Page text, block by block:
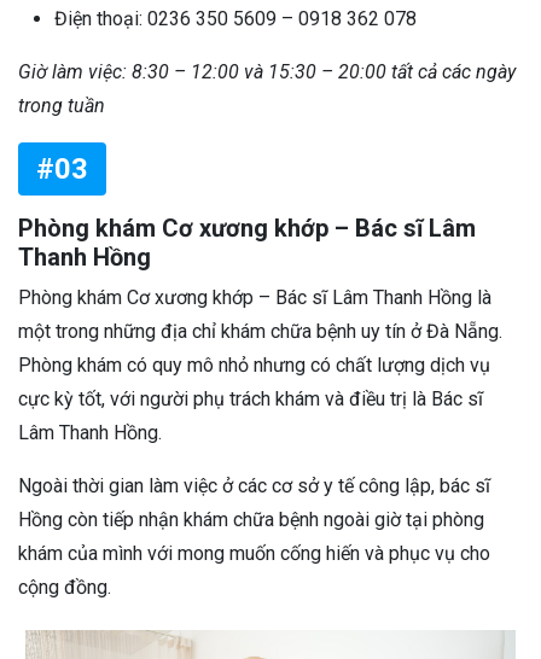
Điện thoại: 0236 350 5609 – 0918 362 078
Giờ làm việc: 8:30 – 12:00 và 15:30 – 20:00 tất cả các ngày
trong tuần
#03
Phòng khám Cơ xương khớp – Bác sĩ Lâm
Thanh Hồng
Phòng khám Cơ xương khớp – Bác sĩ Lâm Thanh Hồng là
một trong những địa chỉ khám chữa bệnh uy tín ở Đà Nẵng.
Phòng khám có quy mô nhỏ nhưng có chất lượng dịch vụ
cực kỳ tốt, với người phụ trách khám và điều trị là Bác sĩ
Lâm Thanh Hồng.
Ngoài thời gian làm việc ở các cơ sở y tế công lập, bác sĩ
Hồng còn tiếp nhận khám chữa bệnh ngoài giờ tại phòng
khám của mình với mong muốn cống hiến và phục vụ cho
cộng đồng.